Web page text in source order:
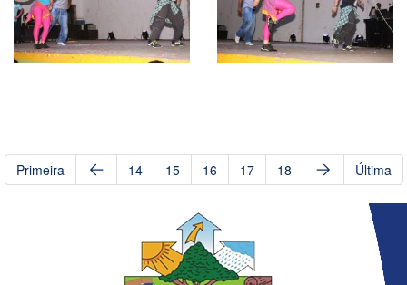
Primeira 14 15 16 17 18 Última